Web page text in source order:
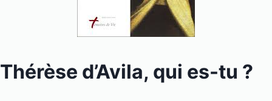
Thérèse d’Avila, qui es-tu ?